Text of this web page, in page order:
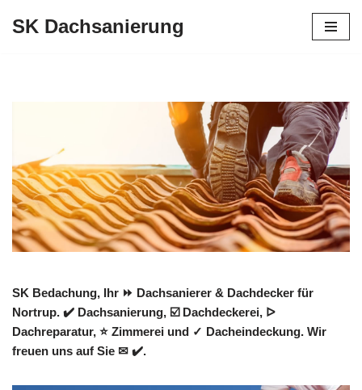
SK Dachsanierung
SK Bedachung, Ihr ⏩ Dachsanierer & Dachdecker für
Nortrup. ✔️ Dachsanierung, ☑️ Dachdeckerei, ᐅ
Dachreparatur, ⭐ Zimmerei und ✓ Dacheindeckung. Wir
freuen uns auf Sie ✉ ✔️.